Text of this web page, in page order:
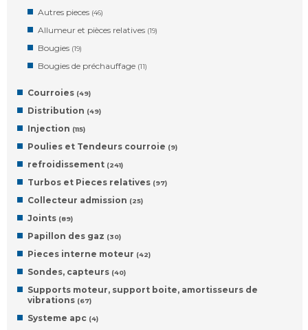
Autres pieces (46)
Allumeur et pièces relatives (19)
Bougies (19)
Bougies de préchauffage (11)
Courroies (49)
Distribution (49)
Injection (115)
Poulies et Tendeurs courroie (9)
refroidissement (241)
Turbos et Pieces relatives (97)
Collecteur admission (25)
Joints (89)
Papillon des gaz (30)
Pieces interne moteur (42)
Sondes, capteurs (40)
Supports moteur, support boite, amortisseurs de
vibrations (67)
Systeme apc (4)